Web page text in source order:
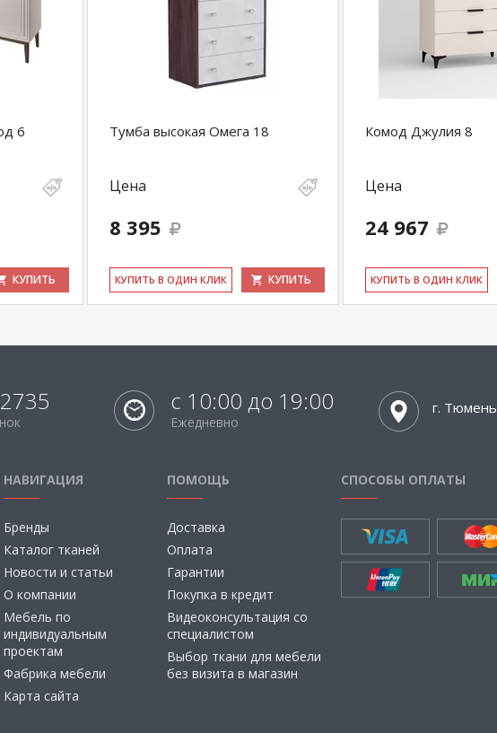
6
КУПИТЬ
Тумба высокая Омега 18
Цена
8 395
КУ­ПИТЬ В ОДИН КЛИК КУПИТЬ
Комод Джулия 8
Цена
24 967
КУ­ПИТЬ В ОДИН КЛИК
с 10:00 до 19:00
Ежедневно
г. Тюмень
НАВИГАЦИЯ
Бренды
Каталог тканей
Новости и статьи
О компании
Мебель по
индивидуальным
проектам
Фабрика мебели
Карта сайта
ПОМОЩЬ
Доставка
Оплата
Гарантии
Покупка в кредит
Видеоконсультация со
специалистом
Выбор ткани для мебели
без визита в магазин
СПОСОБЫ ОПЛАТЫ